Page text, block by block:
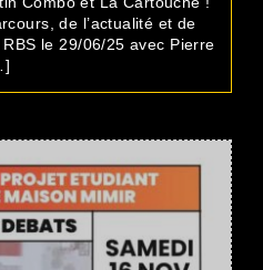
de l’actualité et de
le 29/06/25 avec Pierre